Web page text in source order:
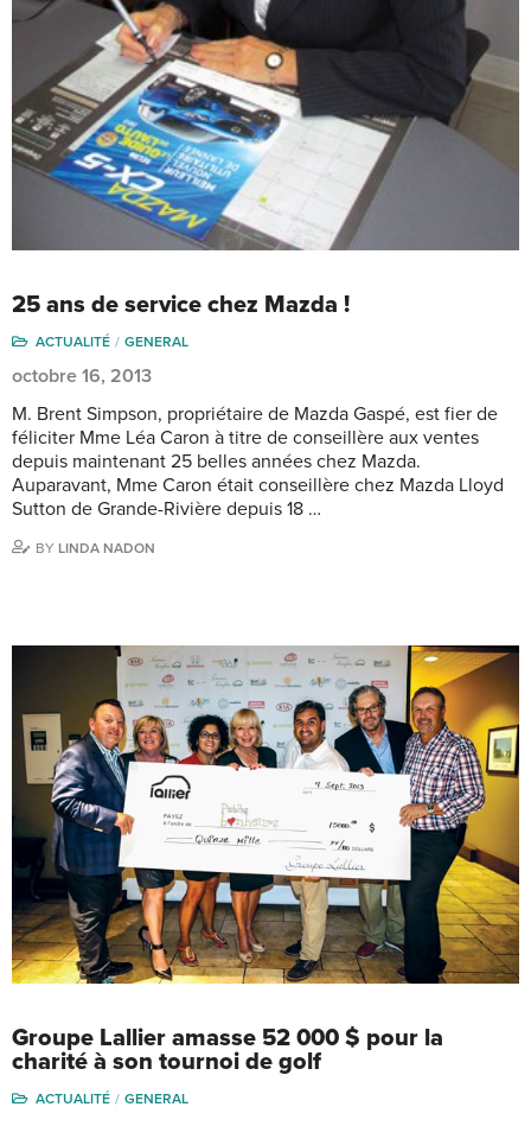
25 ans de service chez Mazda !
ACTUALITÉ GENERAL
octobre 16, 2013
M. Brent Simpson, propriétaire de Mazda Gaspé, est fier de
féliciter Mme Léa Caron à titre de conseillère aux ventes
depuis maintenant 25 belles années chez Mazda.
Auparavant, Mme Caron était conseillère chez Mazda Lloyd
Sutton de Grande-Rivière depuis 18 …
BY LINDA NADON
Groupe Lallier amasse 52 000 $ pour la
charité à son tournoi de golf
ACTUALITÉ GENERAL